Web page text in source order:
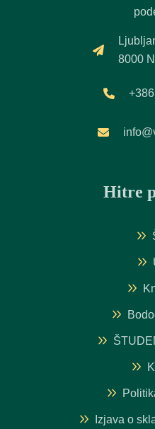
8000
Hitre
Izjava o